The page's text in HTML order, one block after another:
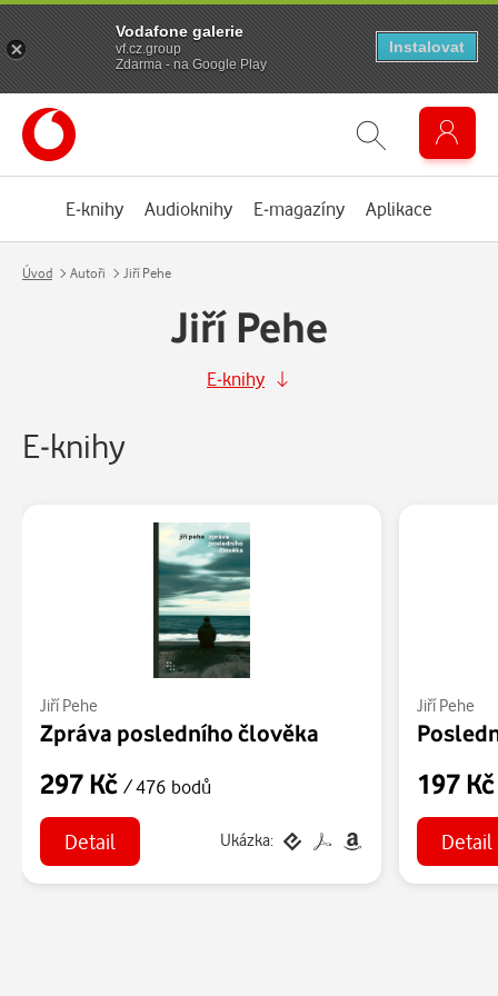
E-knihy Audioknihy E-magazíny Aplikace
Úvod Autoři Jiří Pehe
Jiří Pehe
E-knihy
E-knihy
Jiří Pehe
Zpráva posledního člověka
297 Kč / 476 bodů
Detail Ukázka:
Jiří Pehe
197
Detail
Vodafone galerie
vf.cz.group
Zdarma - na Google Play
Instalovat